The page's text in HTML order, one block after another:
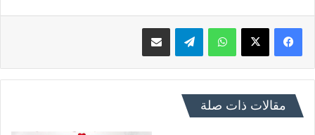
فيسبوك X واتساب تيلقرام
مقالات ذات صلة